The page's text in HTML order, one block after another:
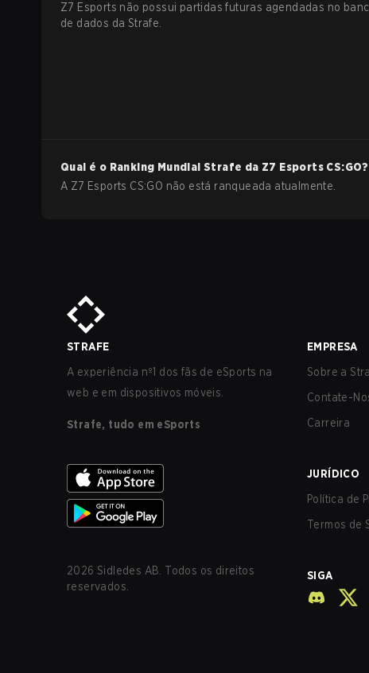
Z7 Esports não possui partidas futuras agendadas no
de dados da Strafe.
Qual é o Ranking Mundial Strafe da Z7 Esports CS:GO?
A Z7 Esports CS:GO não está ranqueada atualmente.
STRAFE
A experiência nº1 dos fãs de eSports na
web e em dispositivos móveis.
Strafe, tudo em eSports
2026 Sidledes AB. Todos os direitos
reservados.
EMPRESA
Sobre a
Contate-
Carreira
JURÍDICO
Política de
Termos de
SIGA